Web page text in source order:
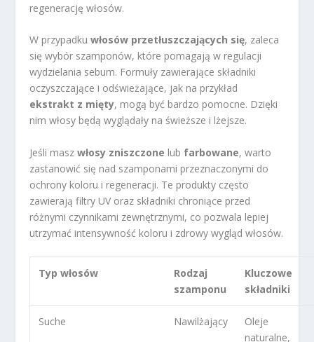
regenerację włosów.
W przypadkuwłosów przetłuszczających się, zaleca
się wybór szamponów, które pomagają w regulacji
wydzielania sebum. Formuły zawierające składniki
oczyszczające i odświeżające, jak na przykład
ekstrakt z mięty, mogą być bardzo pomocne. Dzięki
nim włosy będą wyglądały na świeższe i lżejsze.
Jeśli maszwłosy zniszczone lub farbowane, warto
zastanowić się nad szamponami przeznaczonymi do
ochrony koloru i regeneracji. Te produkty często
zawierają filtry UV oraz składniki chroniące przed
różnymi czynnikami zewnętrznymi, co pozwala lepiej
utrzymać intensywność koloru i zdrowy wygląd włosów.
Typ włosów
Rodzaj
szamponu
Kluczowe
składniki
Suche Nawilżający
Oleje
naturalne,